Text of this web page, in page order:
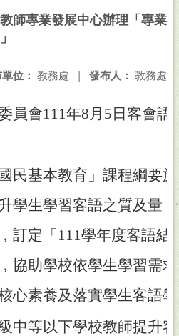
師專業發展中心辦理「專業
發布人： 教務處
位： 教務處 |
員會111年8月5日客會語
國民基本教育」課程綱要
學生學習客語之質及量
訂定「111學年度客語
協助學校依學生學習需
心素養及落實學生客語
中等以下學校教師提升